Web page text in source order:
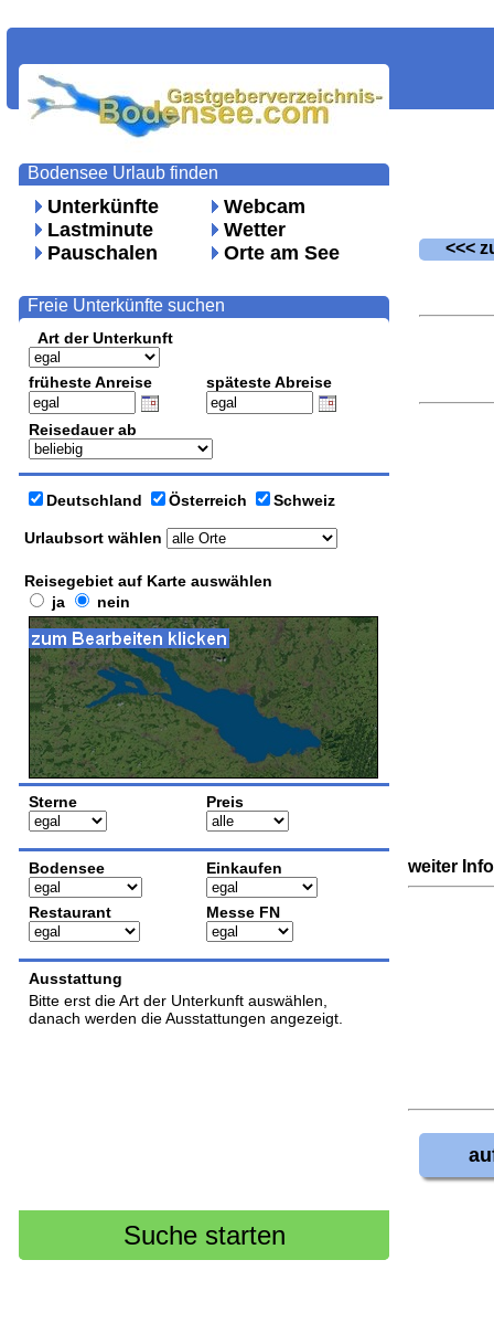
Unterkünfte
Lastminute
Pauschalen
Webcam
Wetter
Orte am See
Bodensee Urlaub finden
Art der Unterkunft
früheste Anreise späteste Abreise
Reisedauer ab
Urlaubsort wählen
Deutschland Österreich Schweiz
Reisegebiet auf Karte auswählen
ja
nein
Sterne Preis
Bodensee Einkaufen
Restaurant Messe FN
Ausstattung
Bitte erst die Art der Unterkunft auswählen,
danach werden die Ausstattungen angezeigt.
Freie Unterkünfte suchen
<<<
weiter